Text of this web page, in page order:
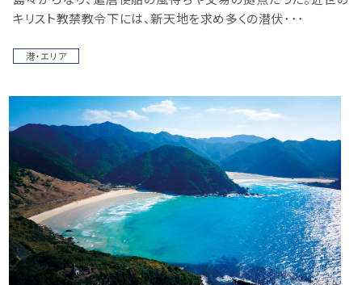
キリスト教禁教令下には、新天地を求め多くの潜伏･･･
港・エリア